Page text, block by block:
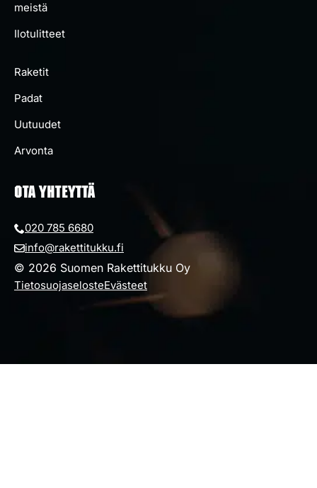
© 2026 Suomen Rakettitukku Oy
TietosuojaselosteEvästeet
meistä
Ilotulitteet
Raketit
Padat
Uutuudet
Arvonta
OTA YHTEYTTÄ
020 785 6680
info@rakettitukku.fi